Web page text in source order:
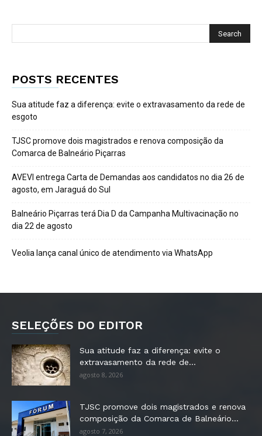
POSTS RECENTES
Sua atitude faz a diferença: evite o extravasamento da rede de
esgoto
TJSC promove dois magistrados e renova composição da
Comarca de Balneário Piçarras
AVEVI entrega Carta de Demandas aos candidatos no dia 26 de
agosto, em Jaraguá do Sul
Balneário Piçarras terá Dia D da Campanha Multivacinação no
dia 22 de agosto
Veolia lança canal único de atendimento via WhatsApp
SELEÇÕES DO EDITOR
Sua atitude faz a diferença: evite o
extravasamento da rede de...
agosto 8, 2026
TJSC promove dois magistrados e renova
composição da Comarca de Balneário...
agosto 7, 2026